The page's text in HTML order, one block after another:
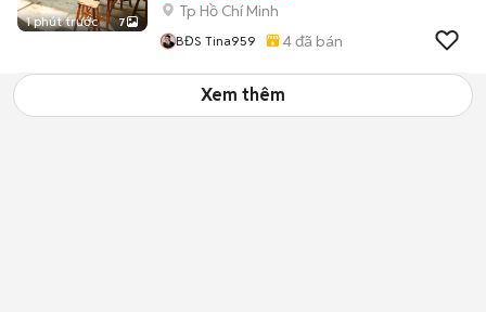
1 phút trước 7
Tp Hồ Chí Minh
BĐS Tina959 4đã bán
Xem thêm